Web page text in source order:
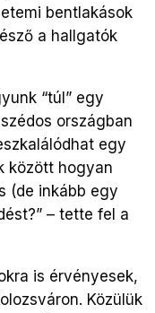
bentlakások
a hallgatók
“túl” egy
országban
egy
között hogyan
(de inkább egy
– tette fel a
is érvényesek,
Közülük